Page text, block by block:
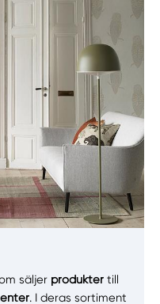
säljer produktertill
. I deras sortiment